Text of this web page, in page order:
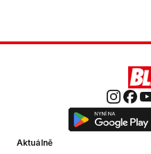
Aktuálně